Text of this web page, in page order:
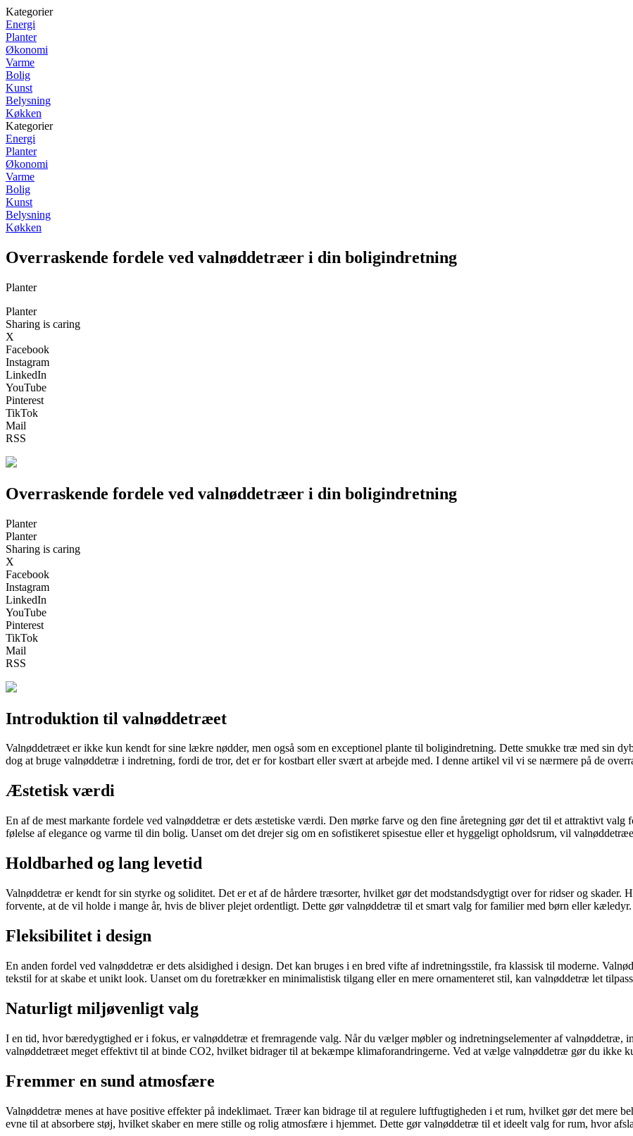
Kategorier
Energi
Planter
Økonomi
Varme
Bolig
Kunst
Belysning
Køkken
Kategorier
Energi
Planter
Økonomi
Varme
Bolig
Kunst
Belysning
Køkken
Overraskende fordele ved valnøddetræer i din boligindretning
Planter
Planter
Sharing is caring
X
Facebook
Instagram
LinkedIn
YouTube
Pinterest
TikTok
Mail
RSS
Overraskende fordele ved valnøddetræer i din boligindretning
Planter
Planter
Sharing is caring
X
Facebook
Instagram
LinkedIn
YouTube
Pinterest
TikTok
Mail
RSS
Introduktion til valnøddetræet
Valnøddetræet er ikke kun kendt for sine lækre nødder, men også som en exceptionel plante til boligindretning. Dette smukke træ med sin
dog at bruge valnøddetræ i indretning, fordi de tror, det er for kostbart eller svært at arbejde med. I denne artikel vil vi se nærmere på de
Æstetisk værdi
En af de mest markante fordele ved valnøddetræ er dets æstetiske værdi. Den mørke farve og den fine åretegning gør det til et attraktivt
følelse af elegance og varme til din bolig. Uanset om det drejer sig om en sofistikeret spisestue eller et hyggeligt opholdsrum, vil
Holdbarhed og lang levetid
Valnøddetræ er kendt for sin styrke og soliditet. Det er et af de hårdere træsorter, hvilket gør det modstandsdygtigt over for ridser og
forvente, at de vil holde i mange år, hvis de bliver plejet ordentligt. Dette gør valnøddetræ til et smart valg for familier med børn eller kæledyr.
Fleksibilitet i design
En anden fordel ved valnøddetræ er dets alsidighed i design. Det kan bruges i en bred vifte af indretningsstile, fra klassisk til moderne.
tekstil for at skabe et unikt look. Uanset om du foretrækker en minimalistisk tilgang eller en mere ornamenteret stil, kan valnøddetræ let
Naturligt miljøvenligt valg
I en tid, hvor bæredygtighed er i fokus, er valnøddetræ et fremragende valg. Når du vælger møbler og indretningselementer af valnøddetræ,
valnøddetræet meget effektivt til at binde CO2, hvilket bidrager til at bekæmpe klimaforandringerne. Ved at vælge valnøddetræ gør du ikke
Fremmer en sund atmosfære
Valnøddetræ menes at have positive effekter på indeklimaet. Træer kan bidrage til at regulere luftfugtigheden i et rum, hvilket gør det mere
evne til at absorbere støj, hvilket skaber en mere stille og rolig atmosfære i hjemmet. Dette gør valnøddetræ til et ideelt valg for rum, hvor